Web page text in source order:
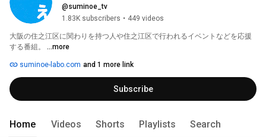
@suminoe_tv
1.83K subscribers • 449 videos
大阪の住之江区に関わりを持つ人や住之江区で行われるイベントなどを応援
する番組。 ...more
suminoe-labo.com and 1 more link
Subscribe
Home Videos Shorts Playlists Search